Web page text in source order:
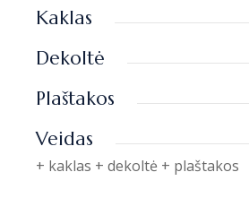
Kaklas
Dekoltė
Plaštakos
Veidas
+ kaklas + dekoltė + plaštakos